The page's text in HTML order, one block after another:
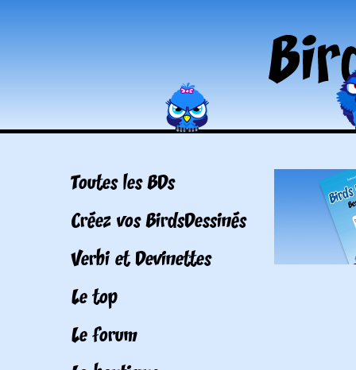
Toutes les BDs
Créez vos BirdsDessinés
Verbi et Devinettes
Le top
Le forum